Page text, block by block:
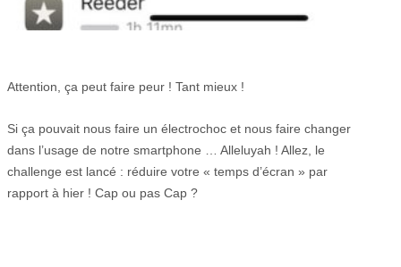
Attention, ça peut faire peur ! Tant mieux !
Si ça pouvait nous faire un électrochoc et nous faire changer
dans l’usage de notre smartphone … Alleluyah ! Allez, le
challenge est lancé : réduire votre « temps d’écran » par
rapport à hier ! Cap ou pas Cap ?